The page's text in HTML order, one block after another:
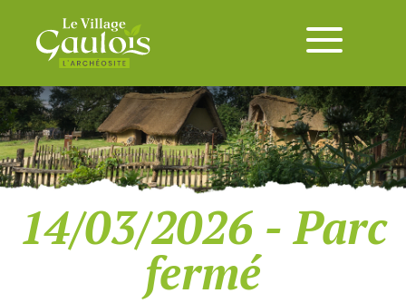
14/03/2026 - Parc
fermé